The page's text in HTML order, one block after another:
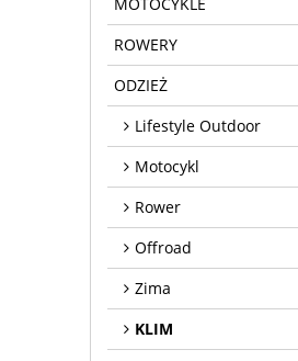
ROWERY
ODZIEŻ
Lifestyle Outdoor
Motocykl
Rower
Offroad
Zima
KLIM